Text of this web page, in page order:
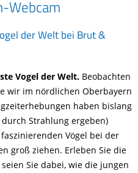
Webcam
der Welt bei Brut &
Vogel der Welt. Beobachten
wir im nördlichen Oberbayern
haben bislang
Strahlung ergeben)
Vögel bei der
groß ziehen. Erleben Sie die
Sie dabei, wie die jungen